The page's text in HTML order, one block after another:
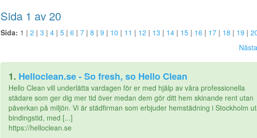
Sida 1 av 20
Sida: 1 | 2 | 3 | 4| 5| 6 | 7| 8 | 9 | 10 | 11 | 12 | 13 | 14| 15| 16 | 17| 18 | 19 |
1. Helloclean.se - So fresh, so Hello Clean
Hello Clean vill underlätta vardagen för er med hjälp av våra professionella
städare som ger dig mer tid över medan dem gör ditt hem skinande rent utan
påverkan på miljön. Vi är städfirman som erbjuder hemstädning i Stockholm
bindingstid, med [...]
https://helloclean.se